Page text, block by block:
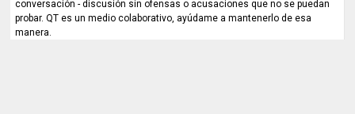
conversación - discusión sin ofensas o acusaciones que no se puedan
probar. QT es un medio colaborativo, ayúdame a mantenerlo de esa
manera.